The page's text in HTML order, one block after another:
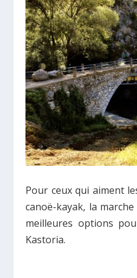
Pour ceux qui aiment
canoë-kayak, la
meilleures options
Kastoria.